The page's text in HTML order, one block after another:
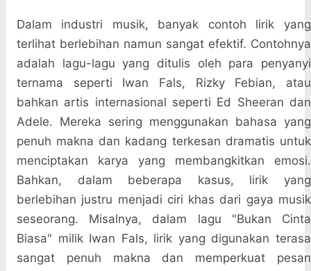
Dalam industri musik, banyak contoh lirik yang
terlihat berlebihan namun sangat efektif. Contohnya
adalah lagu-lagu yang ditulis oleh para penyanyi
ternama seperti Iwan Fals, Rizky Febian, atau
bahkan artis internasional seperti Ed Sheeran dan
Adele. Mereka sering menggunakan bahasa yang
penuh makna dan kadang terkesan dramatis untuk
menciptakan karya yang membangkitkan emosi.
Bahkan, dalam beberapa kasus, lirik yang
berlebihan justru menjadi ciri khas dari gaya musik
seseorang. Misalnya, dalam lagu "Bukan Cinta
Biasa" milik Iwan Fals, lirik yang digunakan terasa
sangat penuh makna dan memperkuat pesan